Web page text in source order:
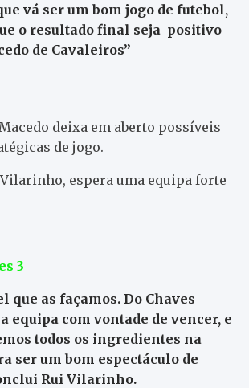
vá ser um bom jogo de futebol,
o resultado final seja positivo
de Cavaleiros”
deixa em aberto possíveis
de jogo.
Vilarinho, espera uma equipa forte
3
que as façamos. Do Chaves
equipa com vontade de vencer, e
todos os ingredientes na
ser um bom espectáculo de
Rui Vilarinho.